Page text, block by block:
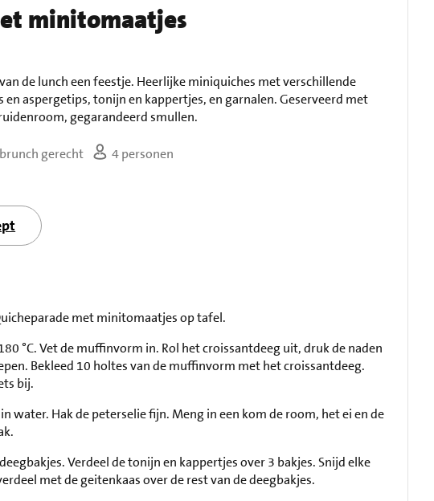
minitomaatjes
de lunch een feestje. Heerlijke miniquiches met verschillende
aspergetips, tonijn en kappertjes, en garnalen. Geserveerd met
gegarandeerd smullen.
gerecht
4 personen
met minitomaatjes op tafel.
°C. Vet de muffinvorm in. Rol het croissantdeeg uit, druk de naden
Bekleed 10 holtes van de muffinvorm met het croissantdeeg.
bij.
water. Hak de peterselie fijn. Meng in een kom de room, het ei en de
Verdeel de tonijn en kappertjes over 3 bakjes. Snijd elke
met de geitenkaas over de rest van de deegbakjes.